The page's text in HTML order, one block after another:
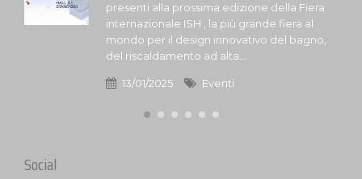
presenti alla prossima edizione della Fiera
internazionale ISH , la più grande fiera al
mondo per il design innovativo del bagno,
del riscaldamento ad alta...
13/01/2025 Eventi
Social